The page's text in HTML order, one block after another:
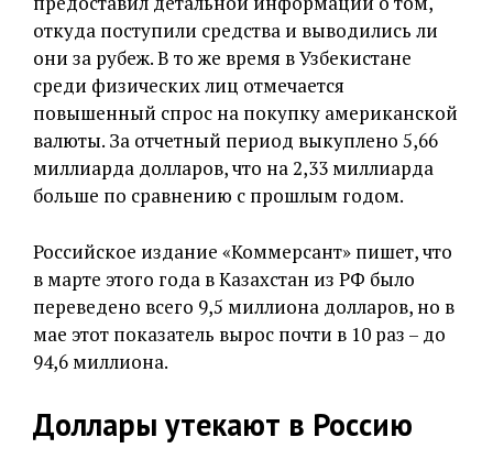
откуда поступили средства и выводились ли
они за рубеж. В то же время в Узбекистане
среди физических лиц отмечается
повышенный спрос на покупку американской
валюты. За отчетный период выкуплено 5,66
миллиарда долларов, что на 2,33 миллиарда
больше по сравнению с прошлым годом.
Российское издание «Коммерсант» пишет, что
в марте этого года в Казахстан из РФ было
переведено всего 9,5 миллиона долларов, но в
мае этот показатель вырос почти в 10 раз – до
94,6 миллиона.
Доллары утекают в Россию